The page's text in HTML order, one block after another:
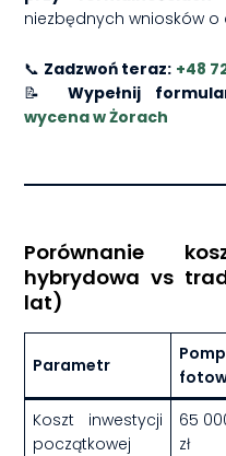
niezbędnych wniosków o
📞 Zadzwoń teraz: +48
📝 Wypełnij
wycena w Żorach
Porównanie
hybrydowa vs
lat)
Parametr
Koszt inwestycji
początkowej
65
zł